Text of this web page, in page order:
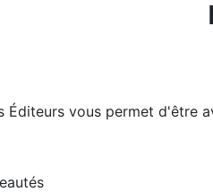
Éditeurs vous permet d'être